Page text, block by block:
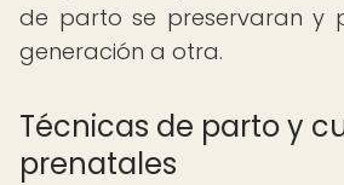
de parto se preservaran y
generación a otra.
Técnicas de parto y
prenatales